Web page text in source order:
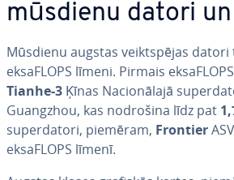
mūsdienu datori un
Mūsdienu augstas veikt­spē­jas datori
eksaFLOPS līmeni. Pirmais
Tianhe-3 Ķīnas Na­cio­nā­la­jā
Guangzhou, kas nodrošina līdz pat
su­per­da­to­ri, piemēram, Frontier
eksaFLOPS līmenī.